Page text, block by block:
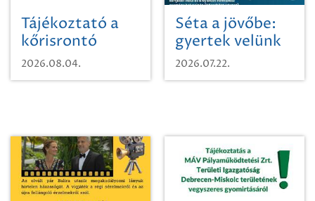
Tájékoztató a
kőrisrontó
karcsúdíszbogárról
2026.08.04.
Séta a jövőbe:
gyertek velünk
egy városi
időutazásra!
2026.07.22.